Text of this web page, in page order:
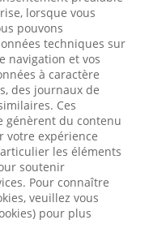
lorsque vous
pouvons
techniques sur
navigation et vos
à caractère
des journaux de
Ces
génèrent du contenu
votre expérience
les éléments
soutenir
Pour connaître
veuillez vous
pour plus